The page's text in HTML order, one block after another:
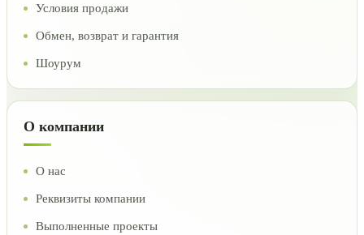
Условия продажи
Обмен, возврат и гарантия
Шоурум
О компании
О нас
Реквизиты компании
Выполненные проекты